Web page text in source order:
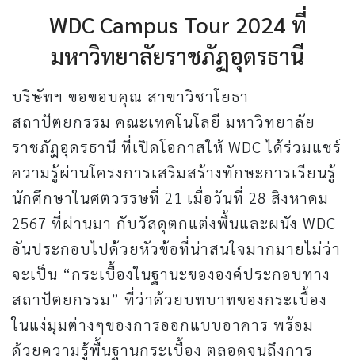
WDC Campus Tour 2024 ที่
มหาวิทยาลัยราชภัฏอุดรธานี
บริษัทฯ ขอขอบคุณ สาขาวิชาโยธา
สถาปัตยกรรม คณะเทคโนโลยี มหาวิทยาลัย
ราชภัฏอุดรธานี ที่เปิดโอกาสให้ WDC ได้ร่วมแชร์
ความรู้ผ่านโครงการเสริมสร้างทักษะการเรียนรู้
นักศึกษาในศตวรรษที่ 21 เมื่อวันที่ 28 สิงหาคม
2567 ที่ผ่านมา กับวัสดุตกแต่งพื้นและผนัง WDC
อันประกอบไปด้วยหัวข้อที่น่าสนใจมากมายไม่ว่า
จะเป็น “กระเบื้องในฐานะขององค์ประกอบทาง
สถาปัตยกรรม” ที่ว่าด้วยบทบาทของกระเบื้อง
ในแง่มุมต่างๆของการออกแบบอาคาร พร้อม
ด้วยความรู้พื้นฐานกระเบื้อง ตลอดจนถึงการ